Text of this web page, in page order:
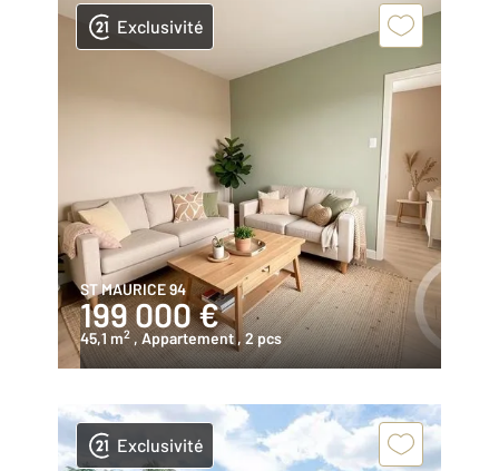
Exclusivité
ST MAURICE 94
199 000 €
45,1 m2 , Appartement , 2 pcs
Exclusivité